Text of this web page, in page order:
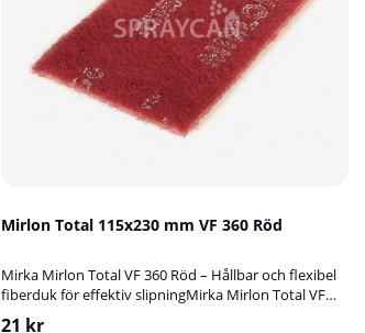
Mirlon Total 115x230 mm VF 360 Röd
Mirka Mirlon Total VF 360 Röd – Hållbar och flexibel
fiberduk för effektiv slipningMirka Mirlon Total VF
360 är en mycket effektiv tredimensionell fiberväv
21 kr